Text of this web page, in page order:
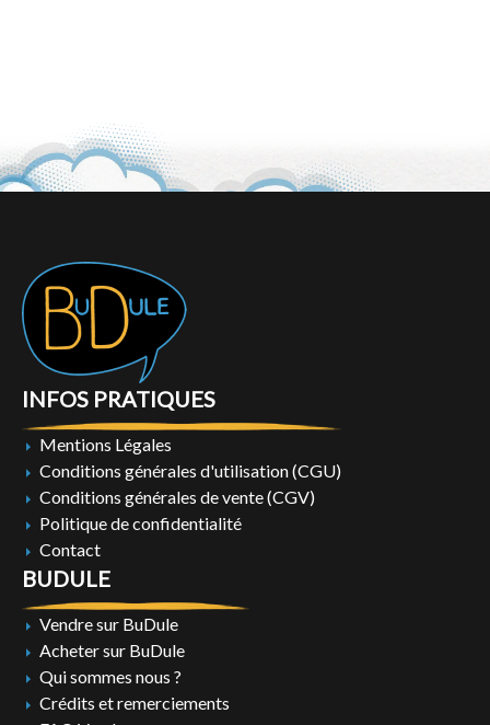
INFOS PRATIQUES
Mentions Légales
Conditions générales d'utilisation (CGU)
Conditions générales de vente (CGV)
Politique de confidentialité
Contact
BUDULE
Vendre sur BuDule
Acheter sur BuDule
Qui sommes nous ?
Crédits et remerciements